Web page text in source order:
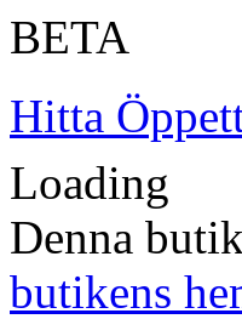
BETA
Hitta
Loading
Denna
butikens